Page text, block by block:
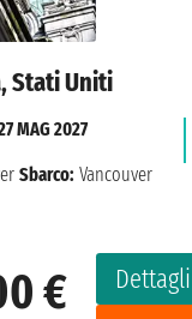
Stati Uniti
€
Dettagli
MAG 2027
Sbarco: Vancouver